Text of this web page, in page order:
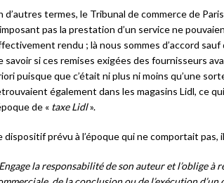
d’autres termes, le Tribunal de commerce de
pas la prestation d’un service ne
rendu ; là nous sommes d’accord
savoir si ces remises exigées des fournisseurs
puisque que c’était ni plus ni moins qu’une
également dans les magasins Lidl, ce
de « taxe Lidl».
dispositif prévu à l’époque qui ne comportait
Engage la responsabilité de son auteur et l’oblige